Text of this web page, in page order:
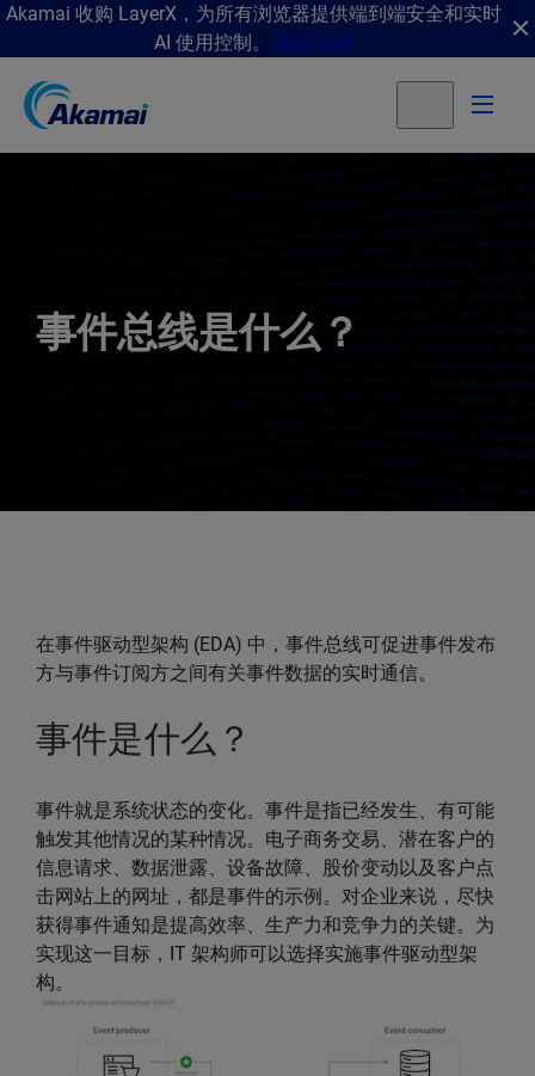
Akamai 收购 LayerX，为所有浏览器提供端到端安全和实时
AI 使用控制。 获取详情
事件总线是什么？
在事件驱动型架构 (EDA) 中，事件总线可促进事件发布
方与事件订阅方之间有关事件数据的实时通信。
事件是什么？
事件就是系统状态的变化。事件是指已经发生、有可能
触发其他情况的某种情况。电子商务交易、潜在客户的
信息请求、数据泄露、设备故障、股价变动以及客户点
击网站上的网址，都是事件的示例。对企业来说，尽快
获得事件通知是提高效率、生产力和竞争力的关键。为
实现这一目标，IT 架构师可以选择实施事件驱动型架
构。